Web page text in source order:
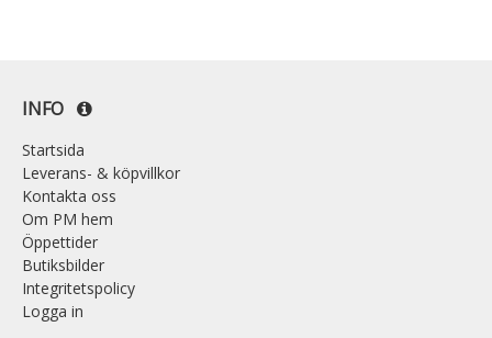
INFO
Startsida
Leverans- & köpvillkor
Kontakta oss
Om PM hem
Öppettider
Butiksbilder
Integritetspolicy
Logga in